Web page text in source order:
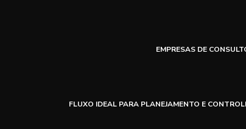
EMPRESAS DE
FLUXO IDEAL PARA PLANEJAMENTO E